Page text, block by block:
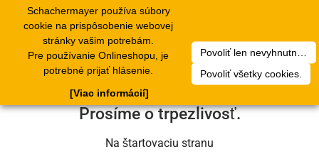
Schachermayer používa súbory
cookie na prispôsobenie webovej
stránky vašim potrebám.
Pre používanie Onlineshopu, je
potrebné prijať hlásenie.
Povoliť všetky cookies.
[Viac informácií]
Ľutujeme, ale došlo k technickej chybe.
Náš servisný tím na nej už pracuje.
Prosíme o trpezlivosť.
Na štartovaciu stranu